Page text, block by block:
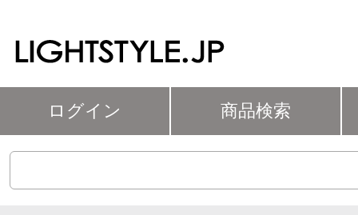
ログイン 商品検索